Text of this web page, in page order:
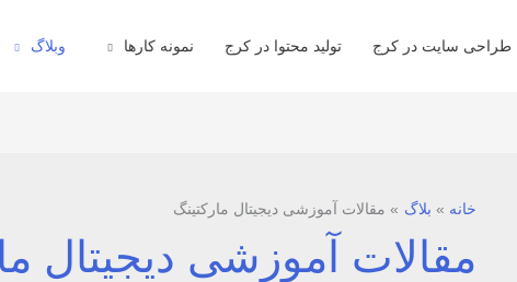
طراحی سایت در کرج تولید محتوا در کرج نمونه کارها وبلاگ
خانه بلاگ مقالات آموزشی دیجیتال مارکتینگ
مقالات آموزشی دیجیتال